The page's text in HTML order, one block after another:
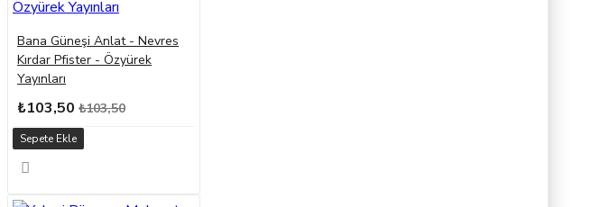
Bana Güneşi Anlat - Nevres
Kırdar Pfister - Özyürek
Yayınları
₺103,50 ₺103,50
Sepete Ekle